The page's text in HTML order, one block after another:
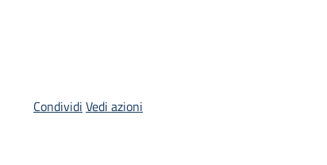
Condividi Vedi azioni